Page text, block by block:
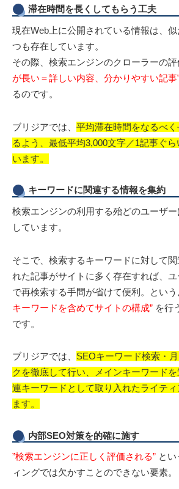
滞在時間を長くしてもらう工夫
現在Web上に公開されている情報は、似
つも存在しています。
その際、検索エンジンのクローラーの評
が長い＝詳しい内容、分かりやすい記事
るのです。
ブリジアでは、 平均滞在時間をなるべく
るよう、最低平均3,000文字／1記事ぐ
います。
キーワードに関連する情報を集約
検索エンジンの利用する殆どのユーザ
しています。
そこで、検索するキーワードに対して
れた記事がサイトに多く存在すれば、
で再検索する手間が省けて便利。という
キーワードを含めてサイトの構成” を行
です。
ブリジアでは、 SEOキーワード検索・
クを徹底して行い、メインキーワード
連キーワードとして取り入れたライテ
ます。
内部SEO対策を的確に施す
”検索エンジンに正しく評価される” と
ィングでは欠かすことのできない要素。